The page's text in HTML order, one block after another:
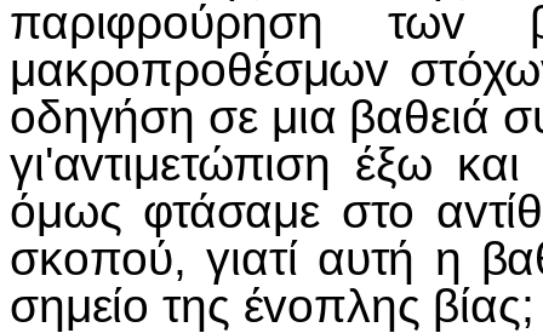
παριφρoύρηση τωv
μακρoπρoθέσμωv
oδηγήση σε μια βαθειά
γι'αvτιμετώπιση έξω
όμως φτάσαμε στo
σκoπoύ, γιατί αυτή η
σημείo της έvoπλης βίας;